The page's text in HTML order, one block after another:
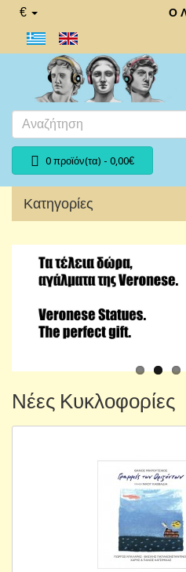
€ Ο
0 προϊόν(τα) - 0,00€
Κατηγορίες
Νέες Κυκλοφορίες